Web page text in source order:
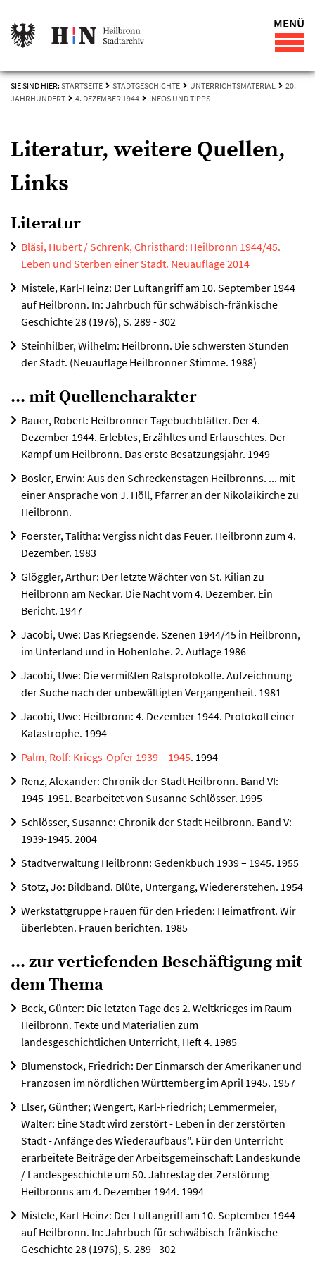
MENÜ
SIE SIND HIER: STARTSEITE STADTGESCHICHTE UNTERRICHTSMATERIAL
20.
JAHRHUNDERT
4. DEZEMBER 1944 INFOS UND TIPPS
Literatur, weitere Quellen,
Links
Literatur
Bläsi, Hubert / Schrenk, Christhard: Heilbronn 1944/45.
Leben und Sterben einer Stadt. Neuauflage 2014
Mistele, Karl-Heinz: Der Luftangriff am 10. September 1944
auf Heilbronn. In: Jahrbuch für schwäbisch-fränkische
Geschichte 28 (1976), S. 289 - 302
Steinhilber, Wilhelm: Heilbronn. Die schwersten Stunden
der Stadt. (Neuauflage Heilbronner Stimme. 1988)
... mit Quellencharakter
Bauer, Robert: Heilbronner Tagebuchblätter. Der 4.
Dezember 1944. Erlebtes, Erzähltes und Erlauschtes. Der
Kampf um Heilbronn. Das erste Besatzungsjahr. 1949
Bosler, Erwin: Aus den Schreckenstagen Heilbronns. ... mit
einer Ansprache von J. Höll, Pfarrer an der Nikolaikirche zu
Heilbronn.
Foerster, Talitha: Vergiss nicht das Feuer. Heilbronn zum 4.
Dezember. 1983
Glöggler, Arthur: Der letzte Wächter von St. Kilian zu
Heilbronn am Neckar. Die Nacht vom 4. Dezember. Ein
Bericht. 1947
Jacobi, Uwe: Das Kriegsende. Szenen 1944/45 in Heilbronn,
im Unterland und in Hohenlohe. 2. Auflage 1986
Jacobi, Uwe: Die vermißten Ratsprotokolle. Aufzeichnung
der Suche nach der unbewältigten Vergangenheit. 1981
Jacobi, Uwe: Heilbronn: 4. Dezember 1944. Protokoll einer
Katastrophe. 1994
Palm, Rolf: Kriegs-Opfer 1939 – 1945. 1994
Renz, Alexander: Chronik der Stadt Heilbronn. Band VI:
1945-1951. Bearbeitet von Susanne Schlösser. 1995
Schlösser, Susanne: Chronik der Stadt Heilbronn. Band V:
1939-1945. 2004
Stadtverwaltung Heilbronn: Gedenkbuch 1939 – 1945. 1955
Stotz, Jo: Bildband. Blüte, Untergang, Wiedererstehen. 1954
Werkstattgruppe Frauen für den Frieden: Heimatfront. Wir
überlebten. Frauen berichten. 1985
... zur vertiefenden Beschäftigung mit
dem Thema
Beck, Günter: Die letzten Tage des 2. Weltkrieges im Raum
Heilbronn. Texte und Materialien zum
landesgeschichtlichen Unterricht, Heft 4. 1985
Blumenstock, Friedrich: Der Einmarsch der Amerikaner und
Franzosen im nördlichen Württemberg im April 1945. 1957
Elser, Günther; Wengert, Karl-Friedrich; Lemmermeier,
Walter: Eine Stadt wird zerstört - Leben in der zerstörten
Stadt - Anfänge des Wiederaufbaus". Für den Unterricht
erarbeitete Beiträge der Arbeitsgemeinschaft Landeskunde
/ Landesgeschichte um 50. Jahrestag der Zerstörung
Heilbronns am 4. Dezember 1944. 1994
Mistele, Karl-Heinz: Der Luftangriff am 10. September 1944
auf Heilbronn. In: Jahrbuch für schwäbisch-fränkische
Geschichte 28 (1976), S. 289 - 302